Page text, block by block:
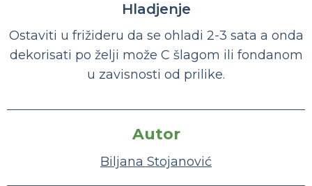
Hladjenje
Ostaviti u frižideru da se ohladi 2-3 sata a onda
dekorisati po želji može C šlagom ili fondanom
u zavisnosti od prilike.
Autor
Biljana Stojanović